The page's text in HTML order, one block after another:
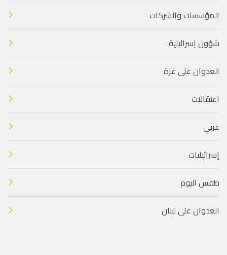
المؤسسات والشركات
شؤون إسرائيلية
العدوان على غزة
اعتقالات
عربي
إسرائيليات
طقس اليوم
العدوان على لبنان